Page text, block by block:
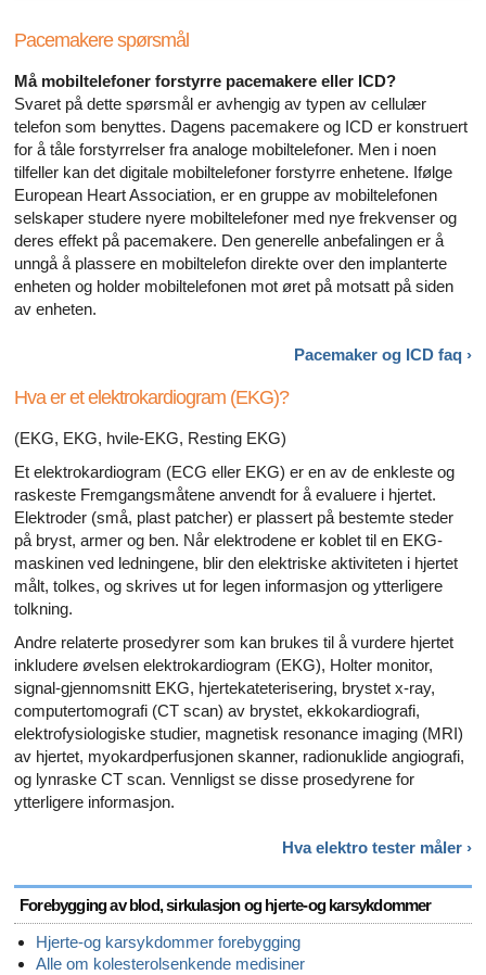
Pacemakere spørsmål
Må mobiltelefoner forstyrre pacemakere eller ICD?
Svaret på dette spørsmål er avhengig av typen av cellulær
telefon som benyttes. Dagens pacemakere og ICD er konstruert
for å tåle forstyrrelser fra analoge mobiltelefoner. Men i noen
tilfeller kan det digitale mobiltelefoner forstyrre enhetene. Ifølge
European Heart Association, er en gruppe av mobiltelefonen
selskaper studere nyere mobiltelefoner med nye frekvenser og
deres effekt på pacemakere. Den generelle anbefalingen er å
unngå å plassere en mobiltelefon direkte over den implanterte
enheten og holder mobiltelefonen mot øret på motsatt på siden
av enheten.
Pacemaker og ICD faq ›
Hva er et elektrokardiogram (EKG)?
(EKG, EKG, hvile-EKG, Resting EKG)
Et elektrokardiogram (ECG eller EKG) er en av de enkleste og
raskeste Fremgangsmåtene anvendt for å evaluere i hjertet.
Elektroder (små, plast patcher) er plassert på bestemte steder
på bryst, armer og ben. Når elektrodene er koblet til en EKG-
maskinen ved ledningene, blir den elektriske aktiviteten i hjertet
målt, tolkes, og skrives ut for legen informasjon og ytterligere
tolkning.
Andre relaterte prosedyrer som kan brukes til å vurdere hjertet
inkludere øvelsen elektrokardiogram (EKG), Holter monitor,
signal-gjennomsnitt EKG, hjertekateterisering, brystet x-ray,
computertomografi (CT scan) av brystet, ekkokardiografi,
elektrofysiologiske studier, magnetisk resonance imaging (MRI)
av hjertet, myokardperfusjonen skanner, radionuklide angiografi,
og lynraske CT scan. Vennligst se disse prosedyrene for
ytterligere informasjon.
Hva elektro tester måler ›
Forebygging av blod, sirkulasjon og hjerte-og karsykdommer
Hjerte-og karsykdommer forebygging
Alle om kolesterolsenkende medisiner